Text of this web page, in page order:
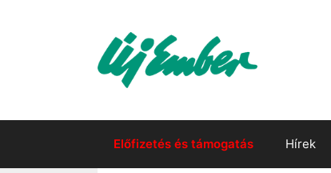
Előfizetés és támogatás Hírek